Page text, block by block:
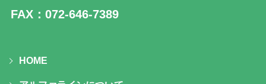
FAX：072-646-7389
HOME